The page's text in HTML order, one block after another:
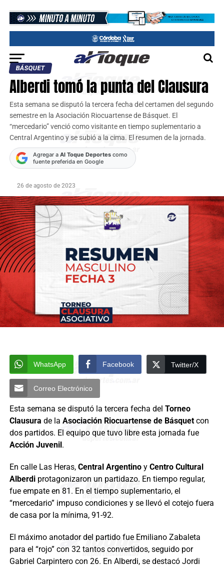
BÁSQUET
Alberdi tomó la punta del Clausura
Esta semana se disputó la tercera fecha del certamen del segundo
semestre en la Asociación Riocuartense de Básquet. El
“mercedario” venció como visitante en tiempo suplementario a
Central Argentino y se subió a la cima. El resumen de la jornada.
Agregar a Al Toque Deportescomo
fuente preferida en Google
26 de agosto de 2023
WhatsApp Facebook Twitter/X
Correo Electrónico
Esta semana se disputó la tercera fecha del Torneo
Clausura de la Asociación Riocuartense de Básquetcon
dos partidos. El equipo que tuvo libre esta jornada fue
Acción Juvenil .
En calle Las Heras, Central Argentino y Centro Cultural
Alberdi protagonizaron un partidazo. En tiempo regular,
fue empate en 81. En el tiempo suplementario, el
“mercedario” impuso condiciones y se llevó el cotejo fuera
de casa por la mínima, 91-92.
El máximo anotador del partido fue Emiliano Zabaleta
para el “rojo” con 32 tantos convertidos, seguido por
Gabriel Carpintero con 26. En Alberdi, se destacó Jordi